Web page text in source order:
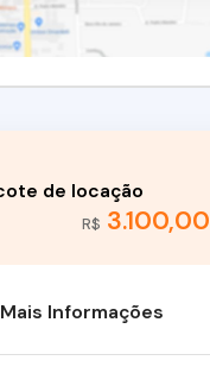
R$ 3.100,00
Mais Informações